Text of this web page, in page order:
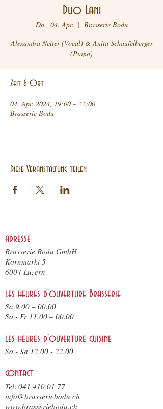
Duo Lani
Do., 04. Apr.
  |
Brasserie Bodu
Alexandra Netter (Vocal) & Anita Schaufelberger
Zeit & Ort
04. Apr. 2024, 19:00 – 22:00
Brasserie Bodu
Diese Veranstaltung teilen
adresse
Brasserie Bodu GmbH
Kornmarkt 5
6004 Luzern
les heures d'ouverture Brasserie
Sa 9.00 – 00.00
So - Fr 11.00 – 00.00
les heures d'ouverture cuisine
So - Sa 12.00 - 22.00
contact
Tel: 041 410 01 77
info@brasseriebodu.ch
www.brasseriebodu.ch